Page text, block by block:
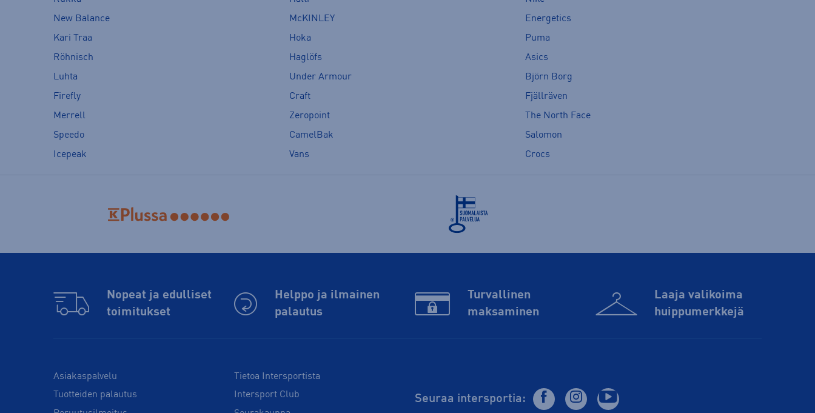
New Balance
McKINLEY
Energetics
Kari Traa
Hoka
Puma
Röhnisch
Haglöfs
Asics
Luhta
Under Armour
Björn Borg
Firefly
Craft
Fjällräven
Merrell
Zeropoint
The North Face
Speedo
CamelBak
Salomon
Icepeak
Vans Crocs
Nopeat ja edulliset
toimitukset
Helppo ja ilmainen
palautus
Turvallinen
maksaminen
Laaja valikoima
huippu­merkkejä
Asiakaspalvelu
Tuotteiden palautus
Tietoa Intersportista
Intersport Club
Seuraa intersportia: